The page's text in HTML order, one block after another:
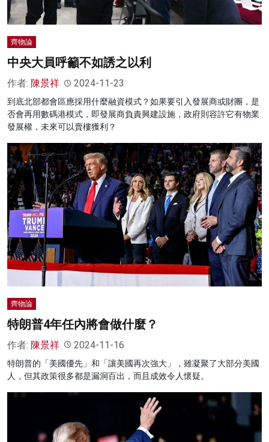
齊物論
中央大員呼籲不如誘之以利
作者: 陳景祥 2024-11-23
到底北部都會區應採用什麼融資模式？如果要引入發展商或財團，是
否會再用數碼港模式，即發展商負責興建設施，政府則容許它有物業
發展權，未來可以賣樓獲利？
齊物論
特朗普4年任內將會做什麼？
作者: 陳景祥 2024-11-16
特朗普的「美國優先」和「讓美國再次強大」，雖凝聚了大部分美國
人，但其政策很多都是漏洞百出，而且成效令人懷疑。